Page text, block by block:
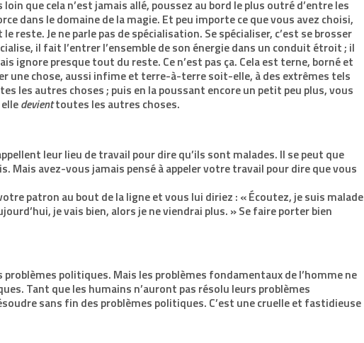
que cela n’est jamais allé, poussez au bord le plus outré d’entre les
dans le domaine de la magie. Et peu importe ce que vous avez choisi,
reste. Je ne parle pas de spécialisation. Se spécialiser, c’est se brosser
il fait l’entrer l’ensemble de son énergie dans un conduit étroit ; il
ignore presque tout du reste. Ce n’est pas ça. Cela est terne, borné et
une chose, aussi infime et terre-à-terre soit-elle, à des extrêmes tels
les autres choses ; puis en la poussant encore un petit peu plus, vous
devienttoutes les autres choses.
leur lieu de travail pour dire qu’ils sont malades. Il se peut que
Mais avez-vous jamais pensé à appeler votre travail pour dire que vous
patron au bout de la ligne et vous lui diriez : « Écoutez, je suis malade
je vais bien, alors je ne viendrai plus. » Se faire porter bien
politiques. Mais les problèmes fondamentaux de l’homme ne
Tant que les humains n’auront pas résolu leurs problèmes
sans fin des problèmes politiques. C’est une cruelle et fastidieuse